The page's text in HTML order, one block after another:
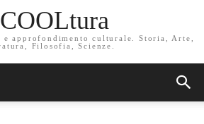
approfondimento culturale. Storia, Arte,
Filosofia, Scienze.